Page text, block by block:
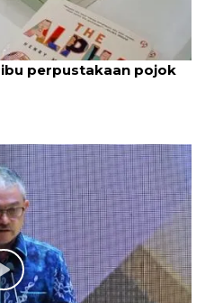
perpustakaan pojok